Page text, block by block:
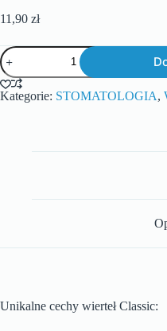
11,90 zł
Kategorie: STOMATOLOGIA,
Unikalne cechy wierteł Classic: